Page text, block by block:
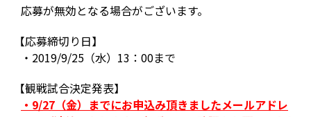
応募が無効となる場合がございます。
【応募締切り日】
・2019/9/25（水）13：00まで
【観戦試合決定発表】
・9/27（金）までにお申込み頂きましたメールアドレ